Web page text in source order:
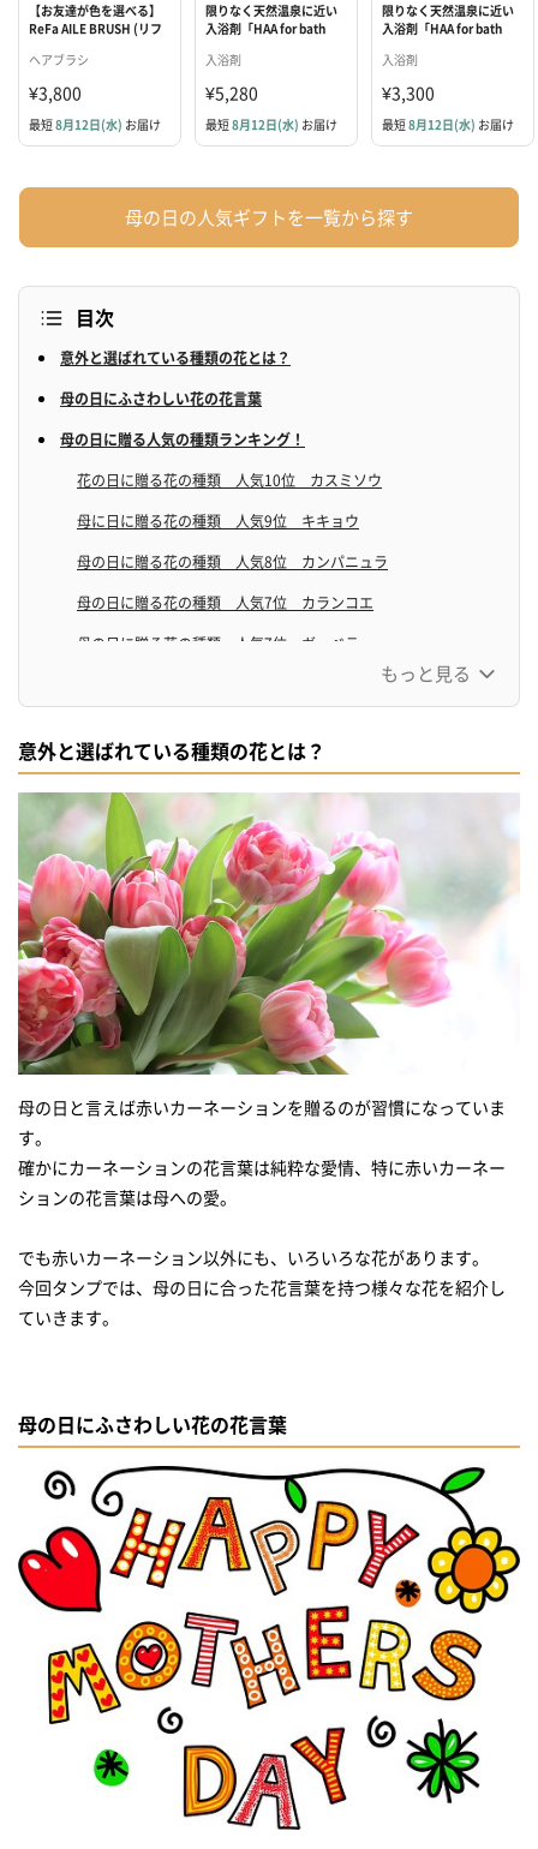
【お友達が色を選べる】
ReFa AILE BRUSH (リフ
ヘアブラシ
¥3,800
最短8月12日(水) お届け
限りなく天然温泉に近い
入浴剤「HAA for bath
入浴剤
¥5,280
最短8月12日(水) お届け
限りなく天然温泉に近い
入浴剤「HAA for bath
入浴剤
¥3,300
最短8月12日(水) お届け
母の日の人気ギフトを一覧から探す
もっと見る
目次
意外と選ばれている種類の花とは？
母の日にふさわしい花の花言葉
母の日に贈る人気の種類ランキング！
花の日に贈る花の種類 人気10位 カスミソウ
母に日に贈る花の種類 人気9位 キキョウ
母の日に贈る花の種類 人気8位 カンパニュラ
母の日に贈る花の種類 人気7位 カランコエ
母の日に贈る花の種類 人気7位 ガーベラ
母の日に贈る花に種類 人気6位 チューリップ
母の日に贈る花の種類 人気4位 白いダリア
母の日に贈る花の種類 人気3位 アジサイ
母の日に贈る花の種類 人気2位 ピンクのバラ
母の日に贈る花の種類 人気1位 赤いカーネーション
母の日に贈るならこの種類がおすすめ！
花と育てる楽しみをプレゼントするなら、鉢植えで
母の日に贈る花を生涯にわたって楽しみたい！ プリザーブドフ
ラワー
水の中で揺れる花を母の日にプレゼント バーバリウム
食べられそうで食べれない！花のケーキを母の日に
鮮やかなお花で気持ちを伝えよう！
意外と選ばれている種類の花とは？
母の日と言えば赤いカーネーションを贈るのが習慣になっていま
す。
確かにカーネーションの花言葉は純粋な愛情、特に赤いカーネー
ションの花言葉は母への愛。
でも赤いカーネーション以外にも、いろいろな花があります。
今回タンプでは、母の日に合った花言葉を持つ様々な花を紹介し
ていきます。
母の日にふさわしい花の花言葉